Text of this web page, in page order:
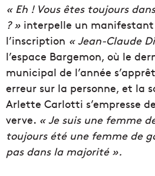
« Eh ! Vous êtes toujours
? » interpelle un
l’inscription « Jean-Claude
l’espace Bargemon, où le
municipal de l’année
erreur sur la personne, et la
Arlette Carlotti s’empresse
verve. « Je suis une femme
toujours été une femme de
pas dans la majorité ».